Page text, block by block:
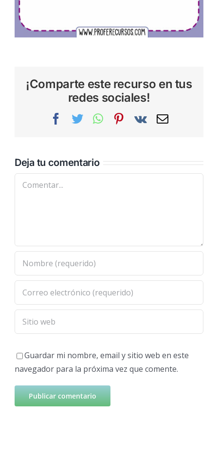
¡Comparte este recurso en tus
redes sociales!
Facebook
TwitterWhatsAppPinterest
Vk
Correo
Deja tu comentario
Comentar
Guardar mi nombre, email y sitio web en este
navegador para la próxima vez que comente.